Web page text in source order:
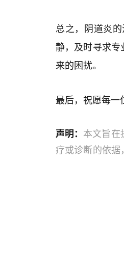
总之，阴道炎
静，及时寻求专
来的困扰。
最后，祝愿每一
声明： 本文旨在
疗或诊断的依据
策时，应咨询